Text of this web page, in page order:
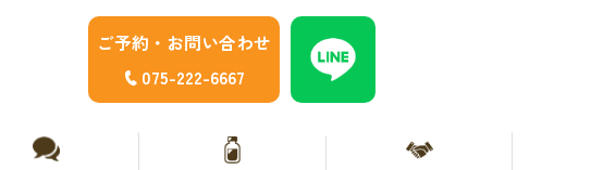
ご予約・お問い合わせ
075-222-6667